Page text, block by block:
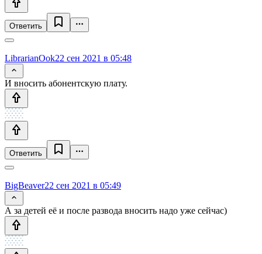
Ответить
LibrarianOok22 сен 2021 в 05:48
И вносить абонентскую плату.
Ответить
BigBeaver22 сен 2021 в 05:49
А за детей её и после развода вносить надо уже сейчас)